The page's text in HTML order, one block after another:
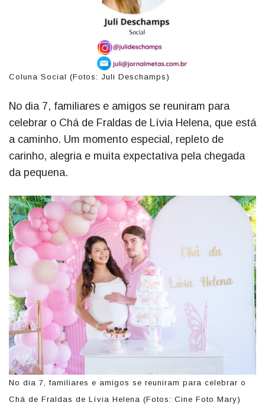
Coluna Social (Fotos: Juli Deschamps)
No dia 7, familiares e amigos se reuniram para
celebrar o Chá de Fraldas de Lívia Helena, que está
a caminho. Um momento especial, repleto de
carinho, alegria e muita expectativa pela chegada
da pequena.
No dia 7, familiares e amigos se reuniram para celebrar o
Chá de Fraldas de Lívia Helena (Fotos: Cine Foto Mary)